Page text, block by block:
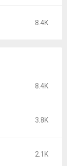
8.4K
8.4K
3.8K
2.1K